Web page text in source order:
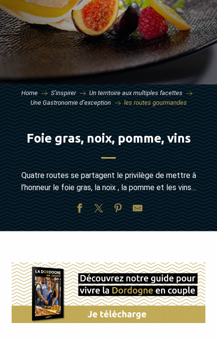
Home S’inspirer
Un territoire aux multiples facettes
Une Gastronomie d’exception
les routes gourmandes
Foie gras, noix, pomme, vins
Quatre routes se partagent le privilège de mettre à
l’honneur le foie gras, la noix , la pomme et les vins…